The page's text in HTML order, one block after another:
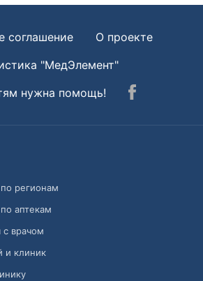
соглашение
О проекте
"МедЭлемент"
нужна помощь!
регионам
аптекам
с врачом
и клиник